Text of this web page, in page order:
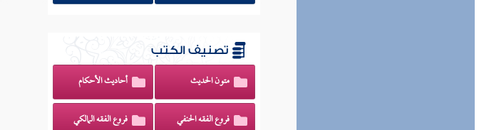
تصنيف الكتب
متون الحديث أحاديث الأحكام
فروع الفقه الحنفي فروع الفقه المالكي